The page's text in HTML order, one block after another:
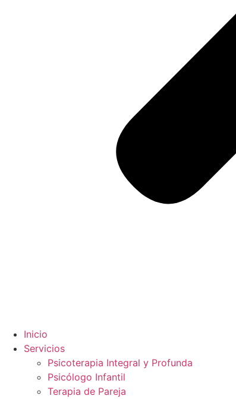
Inicio
Servicios
Psicoterapia Integral y Profunda
Psicólogo Infantil
Terapia de Pareja